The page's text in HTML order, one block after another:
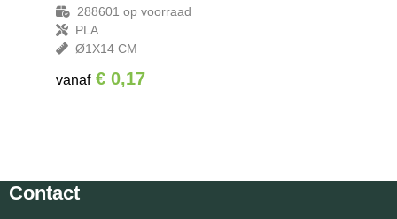
288601 op voorraad
PLA
Ø1X14 CM
vanaf € 0,17
Contact